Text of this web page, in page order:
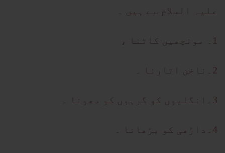
علیہ السلام سے ہیں ۔
1۔ مونچھیں کاٹنا ،
2۔ناخن اتارنا ۔
3۔انگلیوں کو گرہوں کو دھونا ۔
4۔داڑھی کو بڑھانا ۔